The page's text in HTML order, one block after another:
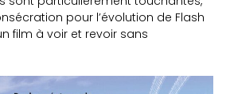
pour l’évolution de Flash
film à voir et revoir sans